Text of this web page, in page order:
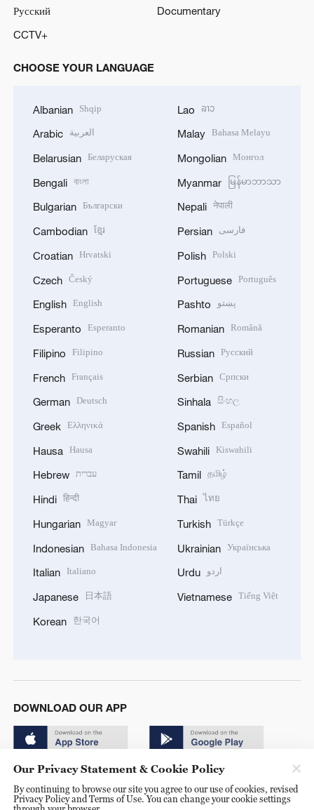
Русский
Documentary
CCTV+
CHOOSE YOUR LANGUAGE
Albanian Shqip
Arabic العربية
Belarusian Беларуская
Bengali বাংলা
Bulgarian Български
Cambodian ខ្មែរ
Croatian Hrvatski
Czech Český
English English
Esperanto Esperanto
Filipino Filipino
French Français
German Deutsch
Greek Ελληνικά
Hausa Hausa
Hebrew עברית
Hindi हिन्दी
Hungarian Magyar
Indonesian Bahasa Indonesia
Italian Italiano
Japanese 日本語
Korean 한국어
Lao ລາວ
Malay Bahasa Melayu
Mongolian Монгол
Myanmar မြန်မာဘာသာ
Nepali नेपाली
Persian فارسی
Polish Polski
Portuguese Português
Pashto پښتو
Romanian Română
Russian Русский
Serbian Српски
Sinhala සිංහල
Spanish Español
Swahili Kiswahili
Tamil தமிழ்
Thai ไทย
Turkish Türkçe
Ukrainian Українська
Urdu اردو
Vietnamese Tiếng Việt
DOWNLOAD OUR APP
Our Privacy Statement & Cookie Policy
By continuing to browse our site you agree to our use of cookies, revised
Privacy Policy and Terms of Use. You can change your cookie settings